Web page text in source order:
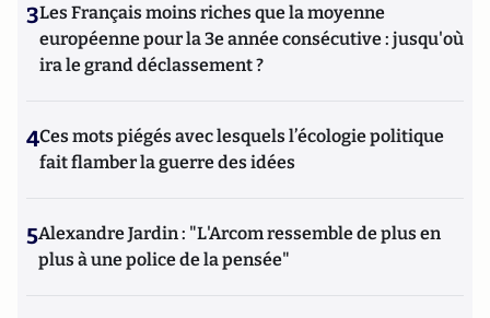
3Les Français moins riches que la moyenne
européenne pour la 3e année consécutive : jusqu'où
ira le grand déclassement ?
4Ces mots piégés avec lesquels l’écologie politique
fait flamber la guerre des idées
5Alexandre Jardin : "L'Arcom ressemble de plus en
plus à une police de la pensée"